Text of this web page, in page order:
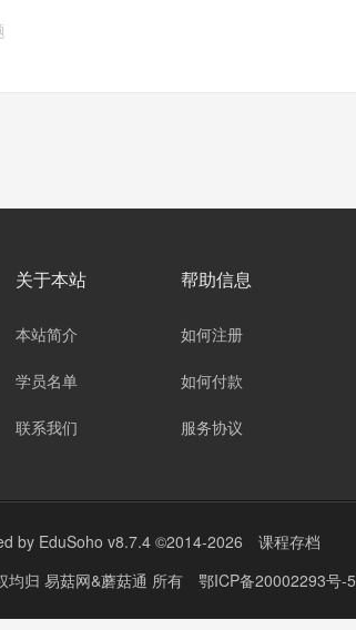
关于本站
本站简介
学员名单
联系我们
帮助信息
如何注册
如何付款
服务协议
by EduSoho v8.7.4©2014-2026
课程存档
均归 易菇网&蘑菇通 所有 鄂ICP备20002293号-5